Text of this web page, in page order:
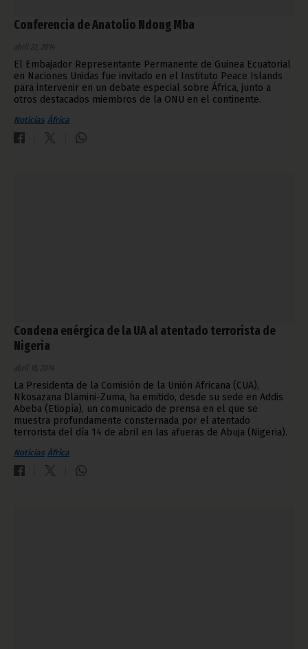
Conferencia de Anatolio Ndong Mba
abril 22, 2014
El Embajador Representante Permanente de Guinea Ecuatorial
en Naciones Unidas fue invitado en el Instituto Peace Islands
para intervenir en un debate especial sobre África, junto a
otros destacados miembros de la ONU en el continente.
Noticias África
Condena enérgica de la UA al atentado terrorista de
Nigeria
abril 18, 2014
La Presidenta de la Comisión de la Unión Africana (CUA),
Nkosazana Dlamini-Zuma, ha emitido, desde su sede en Addis
Abeba (Etiopía), un comunicado de prensa en el que se
muestra profundamente consternada por el atentado
terrorista del día 14 de abril en las afueras de Abuja (Nigeria).
Noticias África